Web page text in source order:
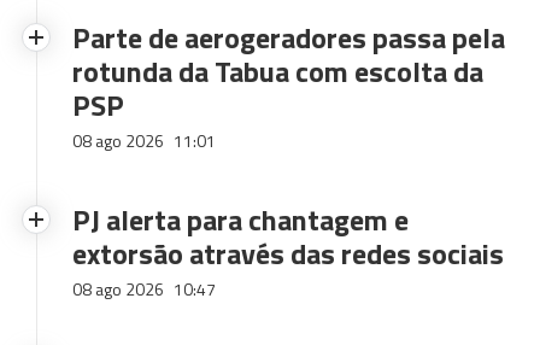
Parte de aerogeradores passa pela
rotunda da Tabua com escolta da
PSP
08 ago 2026 11:01
PJ alerta para chantagem e
extorsão através das redes sociais
08 ago 2026 10:47